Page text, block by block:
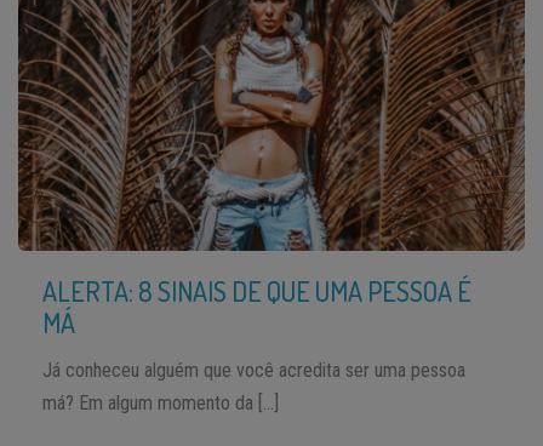
ALERTA: 8 SINAIS DE QUE UMA PESSOA É
MÁ
Já conheceu alguém que você acredita ser uma pessoa
má? Em algum momento da […]